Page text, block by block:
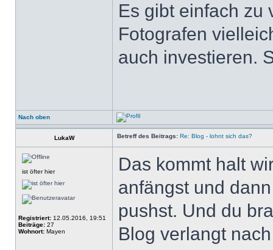
Es gibt einfach zu
Fotografen
auch investieren.
Nach oben
LukaW Betreff des Beitrags: Re: Blog - lohnt sich das?
ist öfter hier
Registriert: 12.05.2016, 19:51
Beiträge: 27
Wohnort: Mayen
Das kommt halt
anfängst und
pushst. Und du
Blog verlangt